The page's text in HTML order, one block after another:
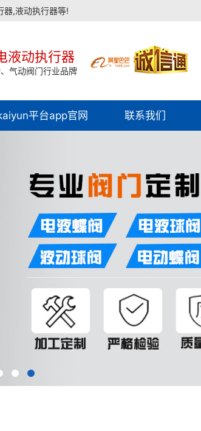
器,液动执行器等!
液动执行器
气动阀门行业品牌
平台app官网 联系我们